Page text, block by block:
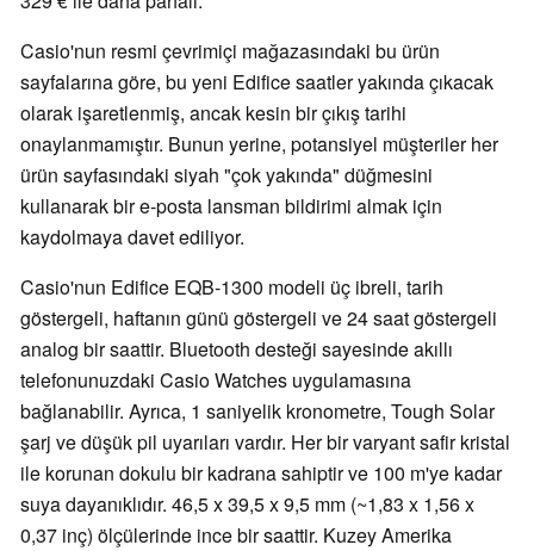
Casio'nun resmi çevrimiçi mağazasındaki bu ürün
sayfalarına göre, bu yeni Edifice saatler yakında çıkacak
olarak işaretlenmiş, ancak kesin bir çıkış tarihi
onaylanmamıştır. Bunun yerine, potansiyel müşteriler her
ürün sayfasındaki siyah "çok yakında" düğmesini
kullanarak bir e-posta lansman bildirimi almak için
kaydolmaya davet ediliyor.
Casio'nun Edifice EQB-1300 modeli üç ibreli, tarih
göstergeli, haftanın günü göstergeli ve 24 saat göstergeli
analog bir saattir. Bluetooth desteği sayesinde akıllı
telefonunuzdaki Casio Watches uygulamasına
bağlanabilir. Ayrıca, 1 saniyelik kronometre, Tough Solar
şarj ve düşük pil uyarıları vardır. Her bir varyant safir kristal
ile korunan dokulu bir kadrana sahiptir ve 100 m'ye kadar
suya dayanıklıdır. 46,5 x 39,5 x 9,5 mm (~1,83 x 1,56 x
0,37 inç) ölçülerinde ince bir saattir. Kuzey Amerika